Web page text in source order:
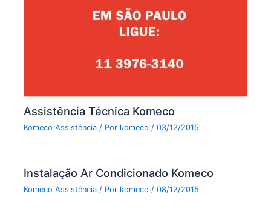
Assistência Técnica Komeco
Komeco Assistência / Por komeco/03/12/2015
Instalação Ar Condicionado Komeco
Komeco Assistência / Por komeco /08/12/2015